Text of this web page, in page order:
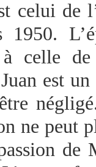
celui de
1950.
celle
est
ne peut
de